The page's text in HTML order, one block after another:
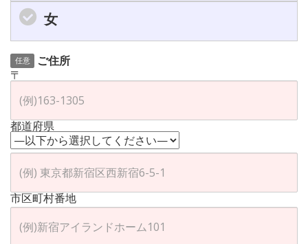
女
任意
ご住所
〒
都道府県
市区町村番地